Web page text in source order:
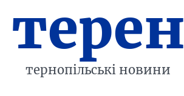
терен
тернопільські новини